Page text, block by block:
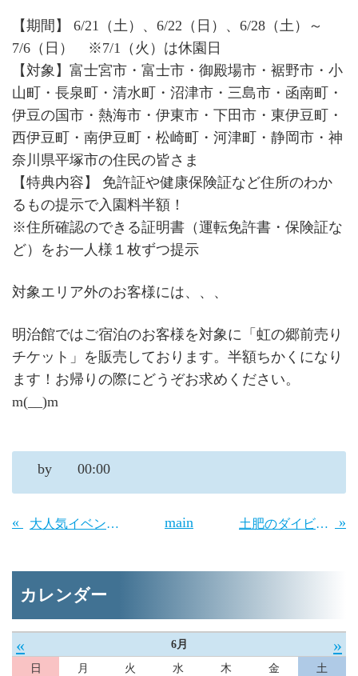
【期間】 6/21（土）、6/22（日）、6/28（土）～
7/6（日） ※7/1（火）は休園日
【対象】富士宮市・富士市・御殿場市・裾野市・小
山町・長泉町・清水町・沼津市・三島市・函南町・
伊豆の国市・熱海市・伊東市・下田市・東伊豆町・
西伊豆町・南伊豆町・松崎町・河津町・静岡市・神
奈川県平塚市の住民の皆さま
【特典内容】 免許証や健康保険証など住所のわか
るもの提示で入園料半額！
※住所確認のできる証明書（運転免許書・保険証な
ど）をお一人様１枚ずつ提示
対象エリア外のお客様には、、、
明治館ではご宿泊のお客様を対象に「虹の郷前売り
チケット」を販売しております。半額ちかくになり
ます！お帰りの際にどうぞお求めください。
m(__)m
by 00:00
« 大人気イベント！「とびうおすくい」新着情報～♪ main 土肥のダイビング施設（THE101）の夏休み応援企画♪ »
カレンダー
« 6月 »
日 月 火 水 木 金
土